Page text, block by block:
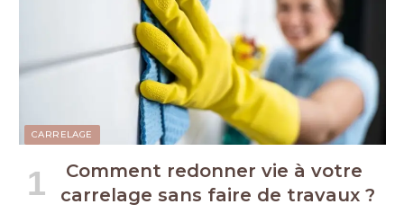
CARRELAGE
Comment redonner vie à votre
carrelage sans faire de travaux ?